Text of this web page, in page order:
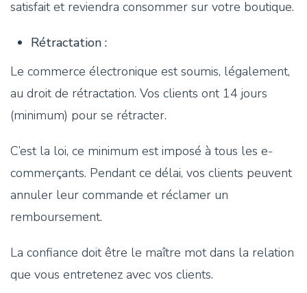
satisfait et reviendra consommer sur votre boutique.
Rétractation :
Le commerce électronique est soumis, légalement,
au droit de rétractation. Vos clients ont 14 jours
(minimum) pour se rétracter.
C’est la loi, ce minimum est imposé à tous les e-
commerçants. Pendant ce délai, vos clients peuvent
annuler leur commande et réclamer un
remboursement.
La confiance doit être le maître mot dans la relation
que vous entretenez avec vos clients.